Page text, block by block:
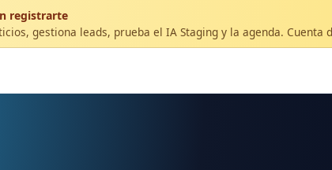
registrarte
gestiona leads, prueba el IA Staging y la agenda. Cuenta